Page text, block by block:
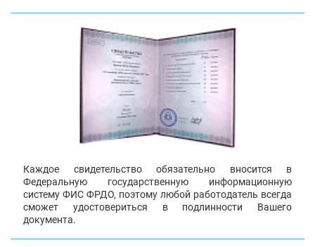
Каждое свидетельство обязательно вносится в
Федеральную государственную информационную
систему ФИС ФРДО, поэтому любой работодатель всегда
сможет удостовериться в подлинности Вашего
документа.